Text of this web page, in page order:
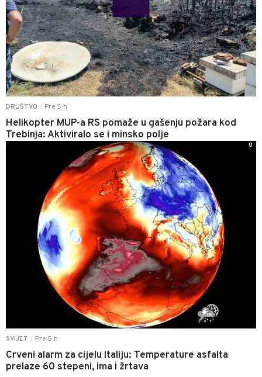
DRUŠTVO Pre 5 h
Helikopter MUP-a RS pomaže u gašenju požara kod
Trebinja: Aktiviralo se i minsko polje
SVIJET Pre 5 h
Crveni alarm za cijelu Italiju: Temperature asfalta
prelaze 60 stepeni, ima i žrtava
0